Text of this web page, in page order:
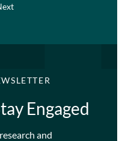
Engaged
and